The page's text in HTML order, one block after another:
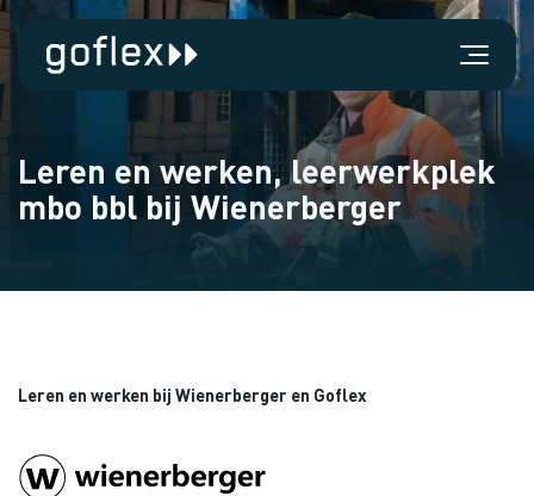
Leren en werken, leerwerkplek
mbo bbl bij Wienerberger
Leren en werken bij Wienerberger en Goflex